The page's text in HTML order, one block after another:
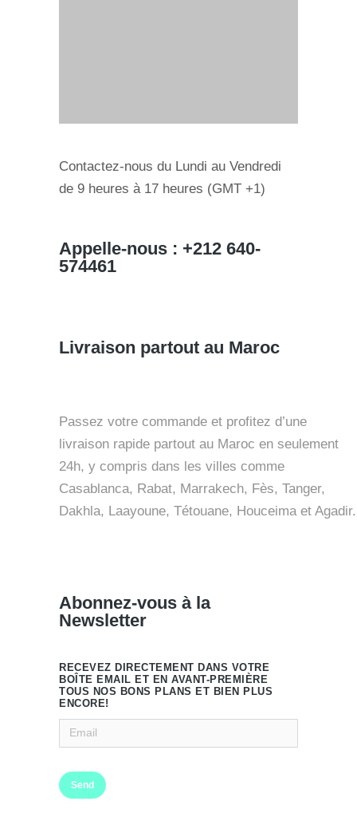
Contactez-nous du Lundi au Vendredi
de 9 heures à 17 heures (GMT +1)
Appelle-nous : +212 640-
574461
Livraison partout au Maroc
Passez votre commande et profitez d’une
livraison rapide partout au Maroc en seulement
24h, y compris dans les villes comme
Casablanca, Rabat, Marrakech, Fès, Tanger,
Dakhla, Laayoune, Tétouane, Houceima et Agadir.
Abonnez-vous à la
Newsletter
RECEVEZ DIRECTEMENT DANS VOTRE
BOÎTE EMAIL ET EN AVANT-PREMIÈRE
TOUS NOS BONS PLANS ET BIEN PLUS
ENCORE!
Send